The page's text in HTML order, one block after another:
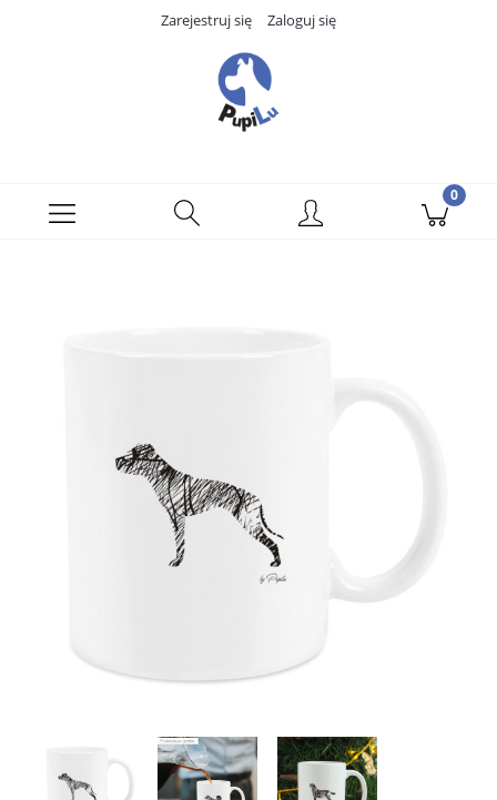
Zarejestruj się Zaloguj się